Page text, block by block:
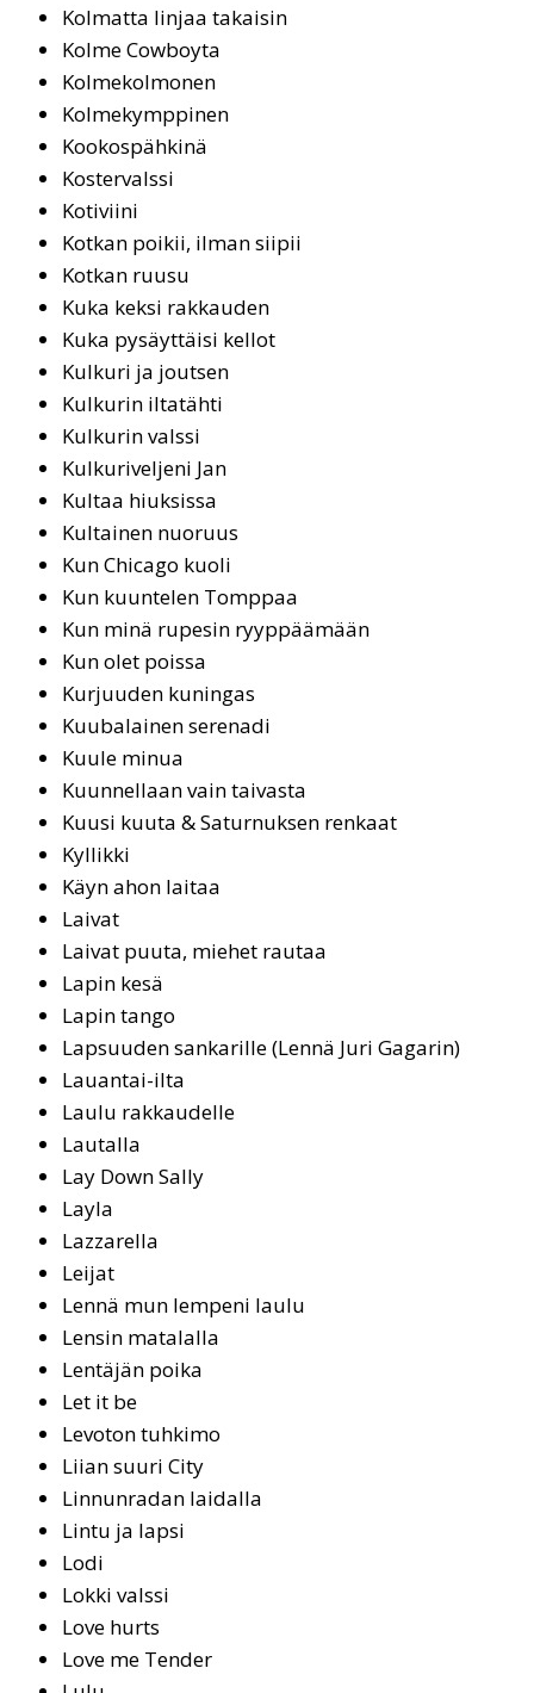
Kol­mat­ta lin­jaa ta­kai­sin
Kol­me Cow­boy­ta
Kol­me­kol­mo­nen
Kol­me­kymp­pi­nen
Koo­kos­päh­ki­nä
Kostervalssi
Ko­ti­vii­ni
Kot­kan poi­kii, il­man sii­pii
Kot­kan ruu­su
Ku­ka kek­si rak­kau­den
Kuka pysäyttäisi kellot
Kul­ku­ri ja jout­sen
Kulkurin iltatähti
Kulkurin valssi
Kul­ku­ri­vel­je­ni Jan
Kultaa hiuksissa
Kul­tai­nen nuo­ruus
Kun Chi­ca­go kuo­li
Kun kuun­te­len Tomp­paa
Kun minä rupesin ryyppäämään
Kun olet poissa
Kur­juu­den ku­nin­gas
Kuu­ba­lai­nen se­re­na­di
Kuu­le mi­nua
Kuunnellaan vain taivasta
Kuusi kuuta & Saturnuksen renkaat
Kyllikki
Käyn ahon lai­taa
Lai­vat
Lai­vat puu­ta, mie­het rau­taa
La­pin ke­sä
La­pin tan­go
Lap­suu­den san­ka­ril­le (Len­nä Ju­ri Ga­ga­rin)
Lauan­tai-il­ta
Lau­lu rak­kau­del­le
Lautalla
Lay Down Sal­ly
Lay­la
Lazzarella
Lei­jat
Lennä mun lempeni laulu
Len­sin ma­ta­lal­la
Len­tä­jän poi­ka
Let it be
Le­vo­ton tuh­ki­mo
Liian suuri City
Lin­nun­ra­dan lai­dal­la
Lintu ja lapsi
Lo­di
Lok­ki valssi
Lo­ve hurts
Lo­ve me Ten­der